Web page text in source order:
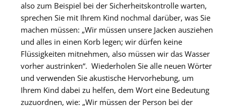
also zum Beispiel bei der Sicherheitskontrolle warten,
sprechen Sie mit Ihrem Kind nochmal darüber, was Sie
machen müssen: „Wir müssen unsere Jacken ausziehen
und alles in einen Korb legen; wir dürfen keine
Flüssigkeiten mitnehmen, also müssen wir das Wasser
vorher austrinken“. Wiederholen Sie alle neuen Wörter
und verwenden Sie akustische Hervorhebung, um
Ihrem Kind dabei zu helfen, dem Wort eine Bedeutung
zuzuordnen, wie: „Wir müssen der Person bei der